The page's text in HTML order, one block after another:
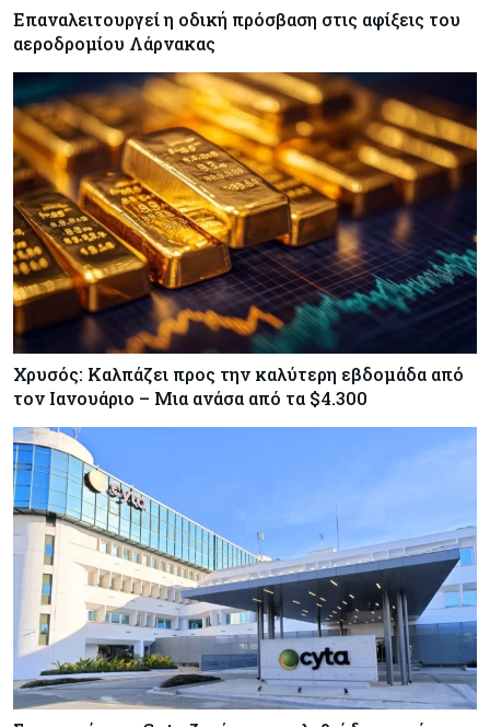
Επαναλειτουργεί η οδική πρόσβαση στις αφίξεις του
αεροδρομίου Λάρνακας
Χρυσός: Καλπάζει προς την καλύτερη εβδομάδα από
τον Ιανουάριο – Μια ανάσα από τα $4.300